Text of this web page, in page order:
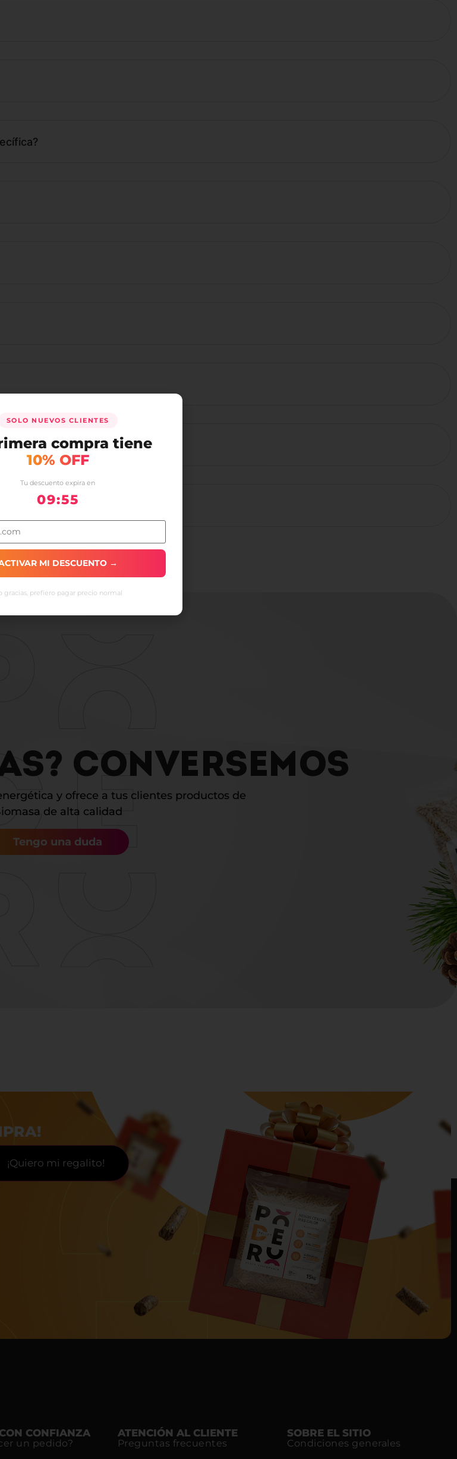
CONVERSEMOS
y ofrece a tus clientes productos de
de alta calidad
Tengo una duda
CONFIANZA
un pedido?
ATENCIÓN AL CLIENTE
Preguntas frecuentes
SOBRE EL SITIO
Condiciones generales
SOLO NUEVOS CLIENTES
compra tiene
10% OFF
Tu descuento expira en
09:54
MI DESCUENTO →
gracias, prefiero pagar precio normal